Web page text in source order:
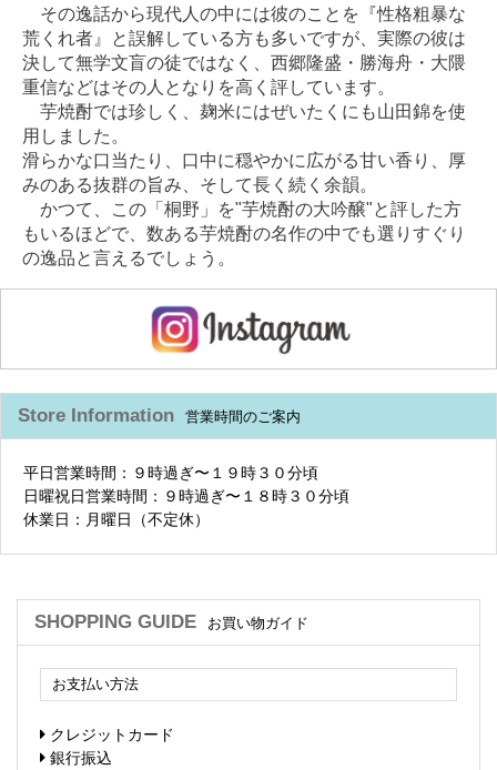
その逸話から現代人の中には彼のことを『性格粗暴な
荒くれ者』と誤解している方も多いですが、実際の彼は
決して無学文盲の徒ではなく、西郷隆盛・勝海舟・大隈
重信などはその人となりを高く評しています。
芋焼酎では珍しく、麹米にはぜいたくにも山田錦を使
用しました。
滑らかな口当たり、口中に穏やかに広がる甘い香り、厚
みのある抜群の旨み、そして長く続く余韻。
かつて、この「桐野」を"芋焼酎の大吟醸"と評した方
もいるほどで、数ある芋焼酎の名作の中でも選りすぐり
の逸品と言えるでしょう。
Store Information 営業時間のご案内
平日営業時間：９時過ぎ〜１９時３０分頃
日曜祝日営業時間：９時過ぎ〜１８時３０分頃
休業日：月曜日（不定休）
SHOPPING GUIDE お買い物ガイド
お支払い方法
クレジットカード
銀行振込